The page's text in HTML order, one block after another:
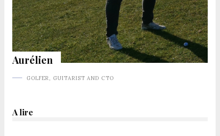
Aurélien
GOLFER, GUITARIST AND CTO
A lire